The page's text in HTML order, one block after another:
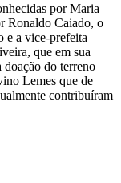
por Maria
Ronaldo Caiado, o
e a vice-prefeita
que em sua
doação do terreno
Lemes que de
contribuíram